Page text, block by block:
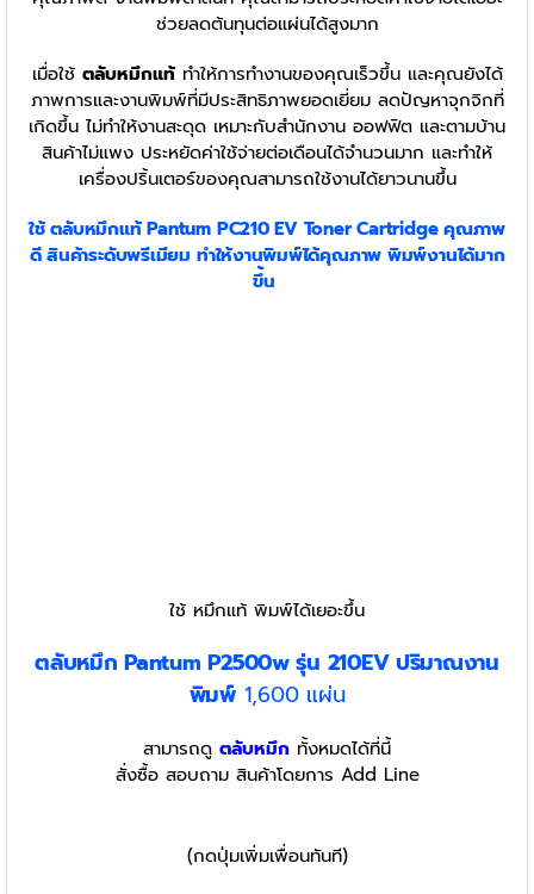
ช่วยลดต้นทุนต่อแผ่นได้สูงมาก
เมื่อใช้ ตลับหมึกแท้ทำให้การทำงานของคุณเร็วขึ้น และคุณยังได้
ภาพการและงานพิมพ์ที่มีประสิทธิภาพยอดเยี่ยม ลดปัญหาจุกจิกที่
เกิดขึ้น ไม่ทำให้งานสะดุด เหมาะกับสำนักงาน ออฟฟิต และตามบ้าน
สินค้าไม่แพง ประหยัดค่าใช้จ่ายต่อเดือนได้จำนวนมาก และทำให้
เครื่องปริ้นเตอร์ของคุณสามารถใช้งานได้ยาวนานขึ้น
ใช้ตลับหมึกแท้Pantum PC210 EV TonerCartridgeคุณภาพ
ดี สินค้าระดับพรีเมียม ทำให้งานพิมพ์ได้คุณภาพ พิมพ์งานได้มาก
ขึ้น
ใช้ หมึกแท้ พิมพ์ได้เยอะขึ้น
ตลับหมึก Pantum P2500w รุ่น 210EV ปริมาณงาน
พิมพ์1,600 แผ่น
สามารถดู ตลับหมึก ทั้งหมดได้ที่นี้
สั่งซื้อ สอบถาม สินค้าโดยการ Add Line
(กดปุ่มเพิ่มเพื่อนทันที)